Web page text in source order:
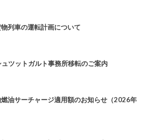
列車の運転計画について
ツットガルト事務所移転のご案内
油サーチャージ適用額のお知らせ（2026年